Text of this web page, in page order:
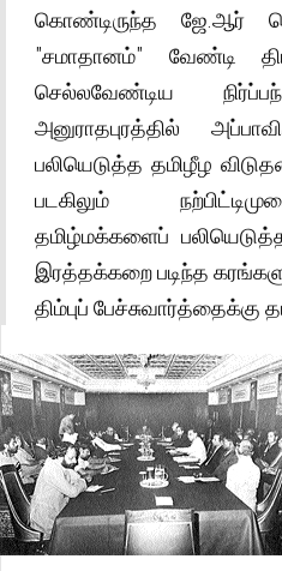
கொண்டிருந்த ஜே.ஆர்
"சமாதானம்" வேண்டி
செல்லவேண்டிய
அனுராதபுரத்தில்
பலியெடுத்த தமிழீழ
படகிலும்
தமிழ்மக்களைப்
இரத்தக்கறை படிந்த
திம்புப் பேச்சுவார்த்தைக்கு